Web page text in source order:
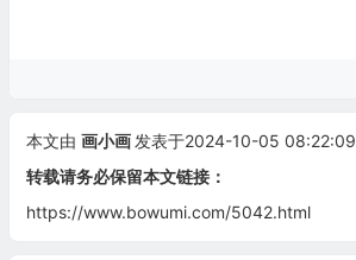
本文由 画小画 发表于2024-10-05 08:22:09
转载请务必保留本文链接：
https://www.bowumi.com/5042.html